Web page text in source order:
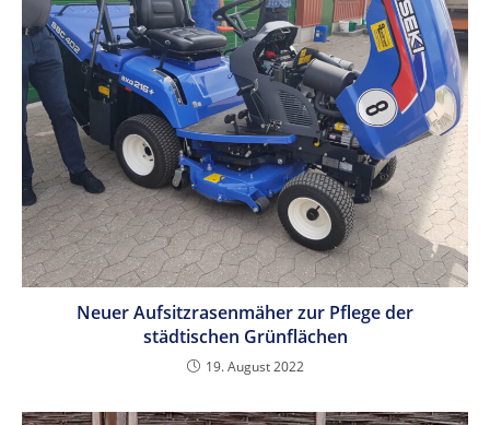
Neuer Aufsitzrasenmäher zur Pflege der
städtischen Grünflächen
19. August 2022